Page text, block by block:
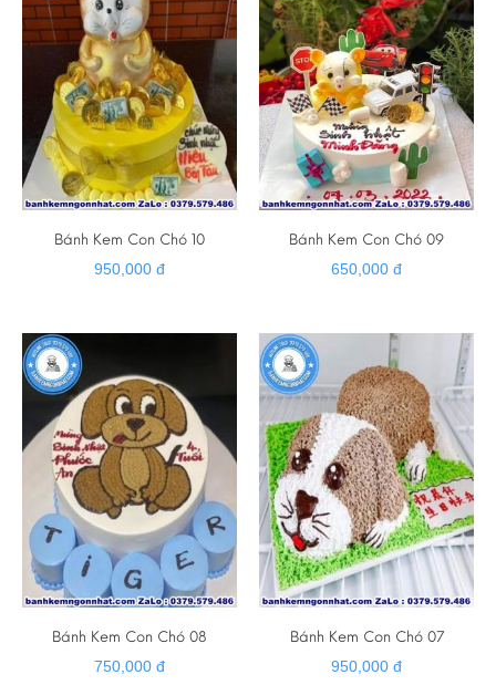
Bánh Kem Con Chó 10
950,000 đ
Bánh Kem Con Chó 09
650,000 đ
Bánh Kem Con Chó 08
750,000 đ
Bánh Kem Con Chó 07
950,000 đ